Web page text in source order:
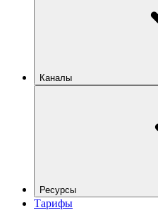
Каналы
Ресурсы
Тарифы